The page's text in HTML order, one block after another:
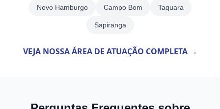
Novo Hamburgo Campo Bom Taquara
Sapiranga
VEJA NOSSA ÁREA DE ATUAÇÃO COMPLETA →